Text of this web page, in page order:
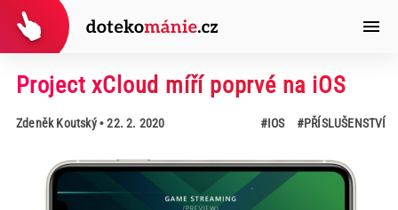
Project xCloud míří poprvé na iOS
Zdeněk Koutský• 22. 2. 2020 #IOS #PŘÍSLUŠENSTVÍ